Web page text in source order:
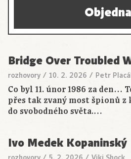
Bridge Over Troubled
rozhovory / 10. 2. 2026 / Petr
Co byl 11. únor 1986 za den…
přes tak zvaný most špionů
do svobodného světa.…
Ivo Medek Kopaninský